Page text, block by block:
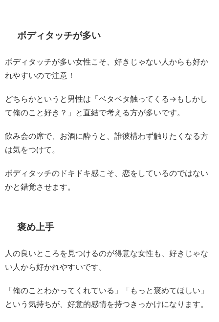
ボディタッチが多い
ボディタッチが多い女性こそ、好きじゃない人からも好か
れやすいので注意！
どちらかというと男性は「ベタベタ触ってくる→もしかし
て俺のこと好き？」と直結で考える方が多いです。
飲み会の席で、お酒に酔うと、誰彼構わず触りたくなる方
は気をつけて。
ボディタッチのドキドキ感こそ、恋をしているのではない
かと錯覚させます。
褒め上手
人の良いところを見つけるのが得意な女性も、好きじゃな
い人から好かれやすいです。
「俺のことわかってくれている」「もっと褒めてほしい」
という気持ちが、好意的感情を持つきっかけになります。